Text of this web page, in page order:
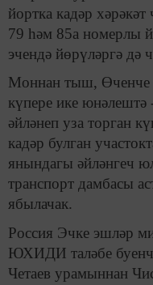
йортка кадәр
79 һәм 85а номерлы
эчендә йөрүләргә дә
Моннан тыш, Өченче
күпере ике
әйләнеп уза торган
кадәр булган
янындагы әйләнгеч
транспорт дамбасы
ябылачак.
Россия Эчке эшләр
ЮХИДИ таләбе
Четаев урамыннан